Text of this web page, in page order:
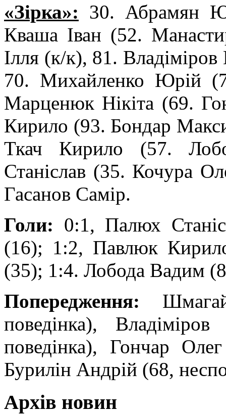
«Зірка»: 30. Абрамян
Кваша Іван (52.
Ілля (к/к), 81.
70. Михайленко Юрій
Марценюк Нікіта (69.
Кирило (93. Бондар
Ткач Кирило (57.
Станіслав (35. Кочура
Гасанов Самір.
Голи: 0:1, Палюх
(16); 1:2, Павлюк
(35); 1:4. Лобода Вадим
Попередження:
поведінка),
поведінка), Гончар
Бурилін Андрій (68,
Архів новин